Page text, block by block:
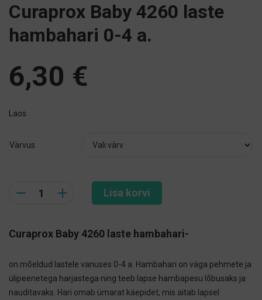
Curaprox Baby 4260 laste
hambahari 0-4 a.
6,30 €
Laos
Värvus
Lisa korvi
Curaprox Baby 4260 laste hambahari-
on mõeldud lastele vanuses 0-4 a. Hambahari on väga pehmete ja
ülipeenetega harjastega ning teeb lapse hambapesu lõbusaks ja
nauditavaks. Hari omab ümarat käepidet, mis aitab lapsel